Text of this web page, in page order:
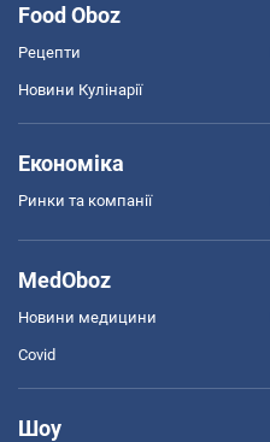
Food Oboz
Рецепти
Новини Кулінарії
Економіка
Ринки та компанії
MedOboz
Новини медицини
Covid
Шоу